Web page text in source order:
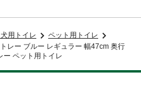
用トイレ
ペット用トイレ
レー ブルー レギュラー 幅47cm 奥行
ー ペット用トイレ